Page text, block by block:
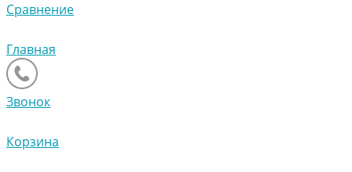
Сравнение
Главная
Звонок
Корзина